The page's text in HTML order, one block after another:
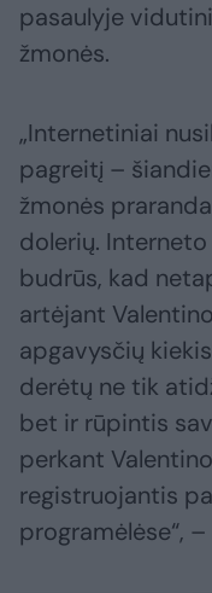
pasaulyje
žmonės.
„Internetiniai
pagreitį –
žmonės
dolerių.
budrūs, kad
artėjant
apgavysčių
derėtų ne tik
bet ir rūpintis
perkant
registruojantis
programėlėse“,